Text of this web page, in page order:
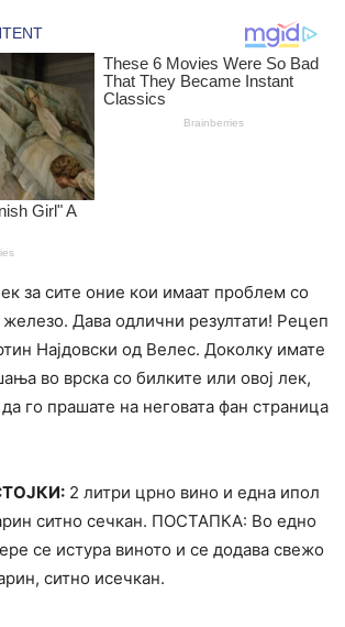
за сите оние кои имаат проблем со
Дава одлични резултати! Рецеп
Најдовски од Велес. Доколку имате
во врска со билките или овој лек,
го прашате на неговата фан страница
2 литри црно вино и една ипол
ситно сечкан. ПОСТАПКА: Во едно
се истура виното и се додава свежо
ситно исечкан.